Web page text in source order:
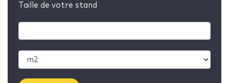
Taille de votre stand